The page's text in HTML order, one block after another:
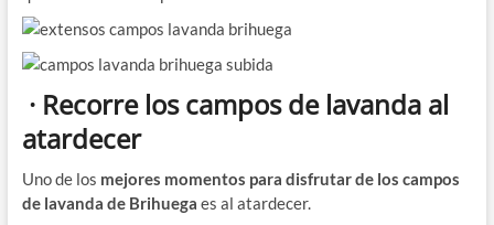
· Recorre los campos de lavanda al
atardecer
Uno de los mejores momentos para disfrutar de los campos
de lavanda de Brihuega es al atardecer.